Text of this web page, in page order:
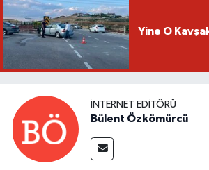
Yine O
İNTERNET EDITÖRÜ
Bülent Özkömürcü